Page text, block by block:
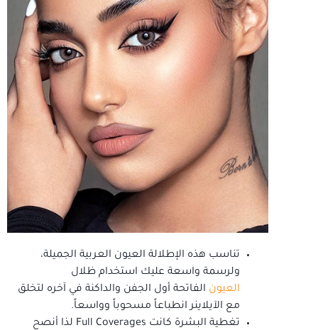
تناسب هذه الإطلالة العيون العربية الجميلة،
ولرسمة واسعة عليك استخدام ظلال
العيون الفاتحة أول الجفن والداكنة في آخره لتخلق
مع الآيلاينر انطباعاً مسحوباً وواسعاً.
تغطية البشرة كانت Full Coverages لذا أنصح